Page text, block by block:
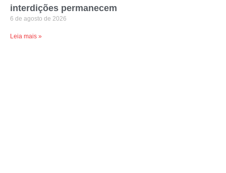
interdições permanecem
6 de agosto de 2026
Leia mais »